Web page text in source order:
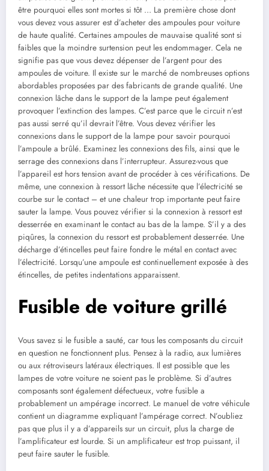
être pourquoi elles sont mortes si tôt … La première chose dont
vous devez vous assurer est d’acheter des ampoules pour voiture
de haute qualité. Certaines ampoules de mauvaise qualité sont si
faibles que la moindre surtension peut les endommager. Cela ne
signifie pas que vous devez dépenser de l’argent pour des
ampoules de voiture. Il existe sur le marché de nombreuses options
abordables proposées par des fabricants de grande qualité. Une
connexion lâche dans le support de la lampe peut également
provoquer l’extinction des lampes. C’est parce que le circuit n’est
pas aussi serré qu’il devrait l’être. Vous devez vérifier les
connexions dans le support de la lampe pour savoir pourquoi
l’ampoule a brûlé. Examinez les connexions des fils, ainsi que le
serrage des connexions dans l’interrupteur. Assurez-vous que
l’appareil est hors tension avant de procéder à ces vérifications. De
même, une connexion à ressort lâche nécessite que l’électricité se
courbe sur le contact – et une chaleur trop importante peut faire
sauter la lampe. Vous pouvez vérifier si la connexion à ressort est
desserrée en examinant le contact au bas de la lampe. S’il y a des
piqûres, la connexion du ressort est probablement desserrée. Une
décharge d’étincelles peut faire fondre le métal en contact avec
l’électricité. Lorsqu’une ampoule est continuellement exposée à des
étincelles, de petites indentations apparaissent.
Fusible de voiture grillé
Vous savez si le fusible a sauté, car tous les composants du circuit
en question ne fonctionnent plus. Pensez à la radio, aux lumières
ou aux rétroviseurs latéraux électriques. Il est possible que les
lampes de votre voiture ne soient pas le problème. Si d’autres
composants sont également défectueux, votre fusible a
probablement un ampérage incorrect. Le manuel de votre véhicule
contient un diagramme expliquant l’ampérage correct. N’oubliez
pas que plus il y a d’appareils sur un circuit, plus la charge de
l’amplificateur est lourde. Si un amplificateur est trop puissant, il
peut faire sauter le fusible.